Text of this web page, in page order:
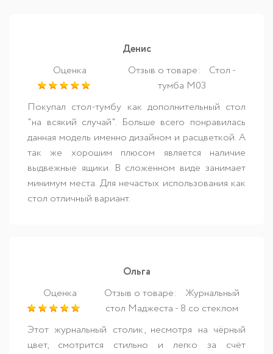
Денис
Оценка
Отзыв о товаре:
Стол -
тумба М03
Покупал стол-тумбу как дополнительный стол
"на всякий случай". Больше всего понравилась
данная модель именно дизайном и расцветкой. А
так же хорошим плюсом является наличие
выдвежные ящики. В сложенном виде занимает
минимум места. Для нечастых использования как
стол отличный вариант.
Ольга
Оценка
Отзыв о товаре:
Журнальный
стол Маджеста - 8 со стеклом
Этот журнальный столик, несмотря на чёрный
цвет, смотрится стильно и легко за счёт